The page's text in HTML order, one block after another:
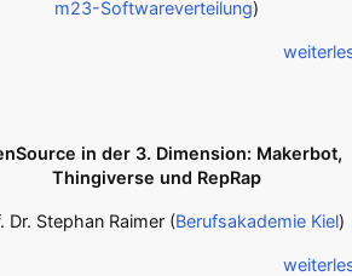
m23-Softwareverteilung)
in der 3. Dimension: Makerbot,
Thingiverse und RepRap
Dr. Stephan Raimer (Berufsakademie Kiel)